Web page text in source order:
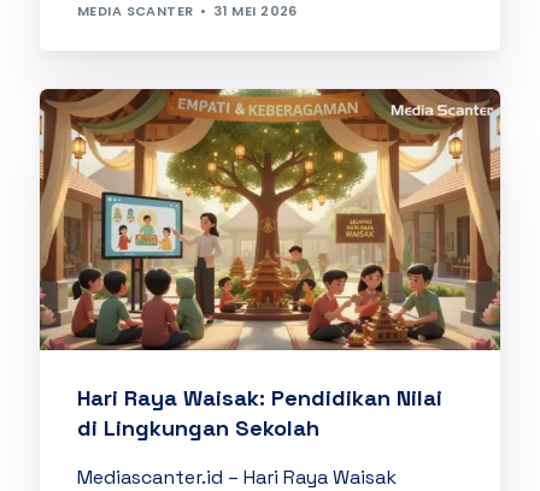
MEDIA SCANTER 31 MEI 2026
Hari Raya Waisak: Pendidikan Nilai
di Lingkungan Sekolah
Mediascanter.id – Hari Raya Waisak